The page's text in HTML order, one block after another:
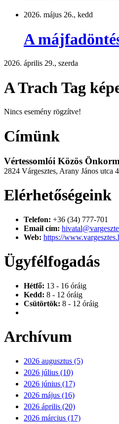
2026. május 26., kedd
A
2026. április 29., szerda
A Trach Tag
Nincs esemény rögzítve!
Címünk
Vértessomlói Közös
2824 Várgesztes, Arany János utca
Elérhetőségeink
Telefon: +36 (34) 777-701
Email cím:
Web: https://
Ügyfélfogadás
Hétfő: 13 - 16 óráig
Kedd: 8 - 12 óráig
Csütörtök: 8 - 12 óráig
Archívum
2026 augusztus (5)
2026 július (10)
2026 június (17)
2026 május (16)
2026 április (20)
2026 március (17)